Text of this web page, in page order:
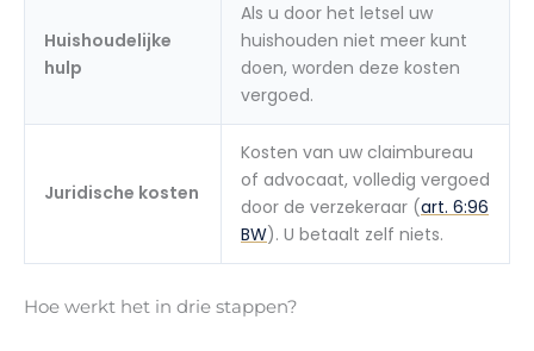
Huishoudelijke
hulp
Als u door het letsel uw
huishouden niet meer kunt
doen, worden deze kosten
vergoed.
Juridische kosten
Kosten van uw claimbureau
of advocaat, volledig vergoed
door de verzekeraar (art. 6:96
BW). U betaalt zelf niets.
Hoe werkt het in drie stappen?